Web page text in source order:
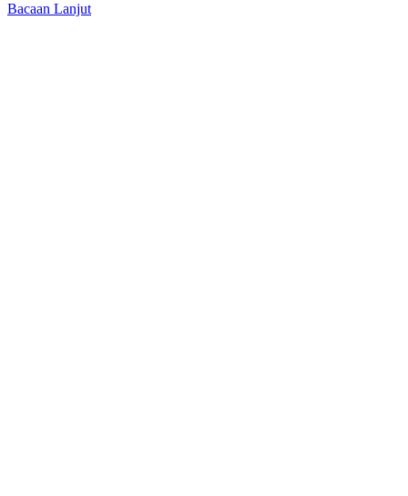
Bacaan Lanjut